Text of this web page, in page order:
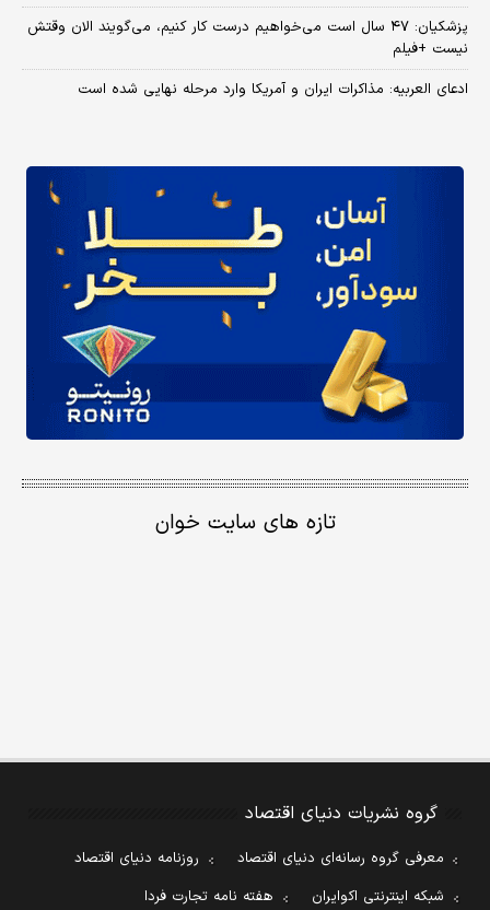
پزشکیان: ۴۷ سال است می‌خواهیم درست کار کنیم، می‌گویند الان وقتش
نیست +فیلم
ادعای العربیه: مذاکرات ایران و آمریکا وارد مرحله نهایی شده است
تازه های سایت خوان
گروه نشریات دنیای اقتصاد
معرفی گروه رسانه‌ای دنیای اقتصاد
روزنامه دنیای اقتصاد
شبکه اینترنتی اکوایران
هفته نامه تجارت فردا